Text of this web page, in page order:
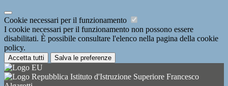
Cookie necessari per il funzionamento
I cookie necessari per il funzionamento non possono essere
disabilitati. È possibile consultare l'elenco nella pagina della cookie
policy.
Accetta tutti Salva le preferenze
Istituto d'Istruzione Superiore Francesco